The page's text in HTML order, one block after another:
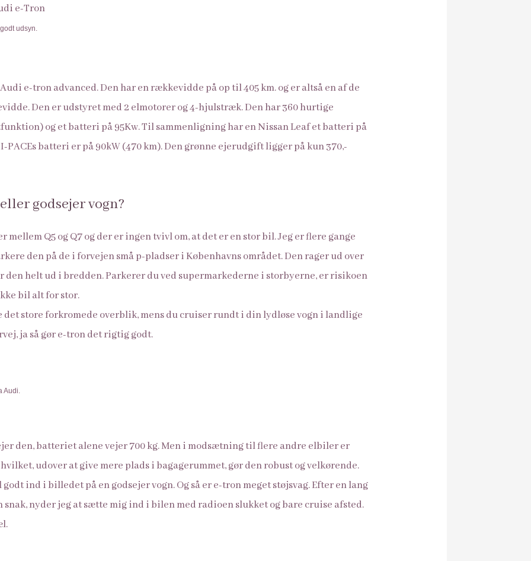
udsyn.
e-tron advanced. Den har en rækkevidde på op til 405 km. og er altså en af de
Den er udstyret med 2 elmotorer og 4-hjulstræk. Den har 360 hurtige
og et batteri på 95Kw. Til sammenligning har en Nissan Leaf et batteri på
PACEs batteri er på 90kW (470 km). Den grønne ejerudgift ligger på kun 370,-
godsejer vogn?
mellem Q5 og Q7 og der er ingen tvivl om, at det er en stor bil. Jeg er flere gange
den på de i forvejen små p-pladser i Københavns området. Den rager ud over
den helt ud i bredden. Parkerer du ved supermarkederne i storbyerne, er risikoen
bil alt for stor.
det store forkromede overblik, mens du cruiser rundt i din lydløse vogn i landlige
ja så gør e-tron det rigtig godt.
Audi.
den, batteriet alene vejer 700 kg. Men i modsætning til flere andre elbiler er
udover at give mere plads i bagagerummet, gør den robust og velkørende.
ind i billedet på en godsejer vogn. Og så er e-tron meget støjsvag. Efter en lang
snak, nyder jeg at sætte mig ind i bilen med radioen slukket og bare cruise afsted.